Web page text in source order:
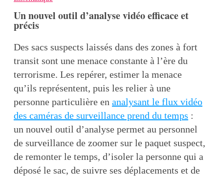
Un nouvel outil d’analyse vidéo efficace et
précis
Des sacs suspects laissés dans des zones à fort
transit sont une menace constante à l’ère du
terrorisme. Les repérer, estimer la menace
qu’ils représentent, puis les relier à une
personne particulière en analysant le flux vidéo
des caméras de surveillance prend du temps :
un nouvel outil d’analyse permet au personnel
de surveillance de zoomer sur le paquet suspect,
de remonter le temps, d’isoler la personne qui a
déposé le sac, de suivre ses déplacements et de